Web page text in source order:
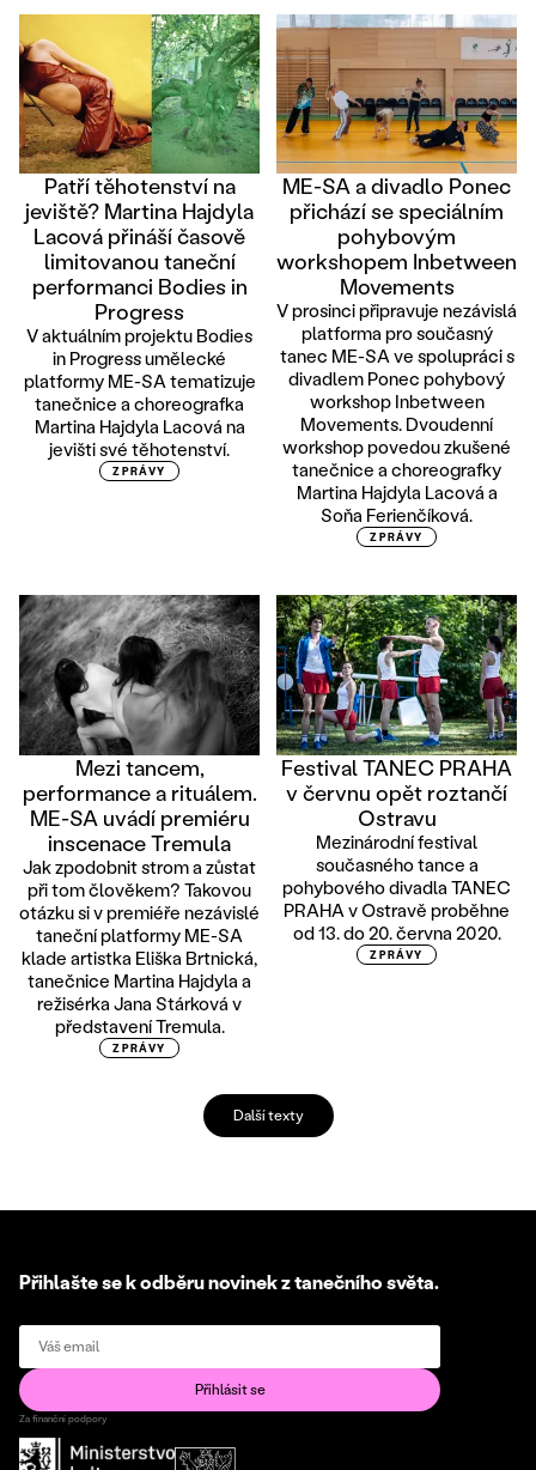
Patří těhotenství na
jeviště? Martina Hajdyla
Lacová přináší časově
limitovanou taneční
performanci Bodies in
Progress
V aktuálním projektu Bodies
in Progress umělecké
platformy ME-SA tematizuje
tanečnice a choreografka
Martina Hajdyla Lacová na
jevišti své těhotenství.
ZPRÁVY
ME-SA a divadlo Ponec
přichází se speciálním
pohybovým
workshopem Inbetween
Movements
V prosinci připravuje nezávislá
platforma pro současný
tanec ME-SA ve spolupráci s
divadlem Ponec pohybový
workshop Inbetween
Movements. Dvoudenní
workshop povedou zkušené
tanečnice a choreografky
Martina Hajdyla Lacová a
Soňa Ferienčíková.
ZPRÁVY
Mezi tancem,
performance a rituálem.
ME-SA uvádí premiéru
inscenace Tremula
Jak zpodobnit strom a zůstat
při tom člověkem? Takovou
otázku si v premiéře nezávislé
taneční platformy ME-SA
klade artistka Eliška Brtnická,
tanečnice Martina Hajdyla a
režisérka Jana Stárková v
představení Tremula.
ZPRÁVY
Festival TANEC PRAHA
v červnu opět roztančí
Ostravu
Mezinárodní festival
současného tance a
pohybového divadla TANEC
PRAHA v Ostravě proběhne
od 13. do 20. června 2020.
ZPRÁVY
Další texty
Přihlašte se k odběru novinek z tanečního světa.
Za finanční podpory